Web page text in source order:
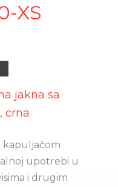
XS
jakna sa
crna
kapuljačom
upotrebi u
i drugim